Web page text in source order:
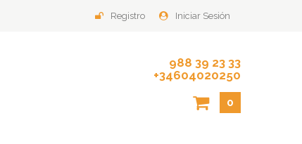
Iniciar Sesión
Registro
988 39 23 33
+34604020250
0